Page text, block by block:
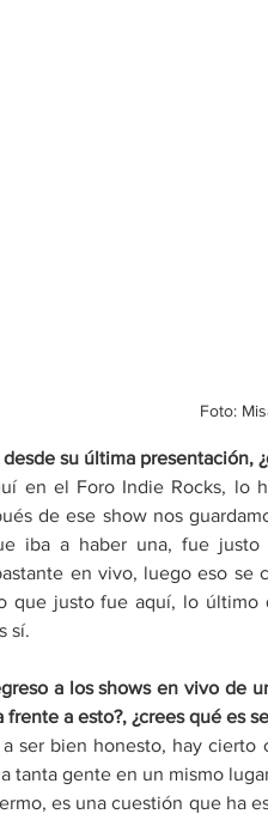
Foto:
desde su última presentación,
en el Foro Indie Rocks, lo
de ese show nos
iba a haber una, fue
en vivo, luego eso se
que justo fue aquí, lo
sí.
a los shows en vivo de
frente a esto?, ¿crees qué es
ser bien honesto, hay
tanta gente en un mismo
es una cuestión que ha